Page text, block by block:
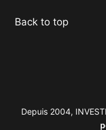
Back to top
Depuis 2004,